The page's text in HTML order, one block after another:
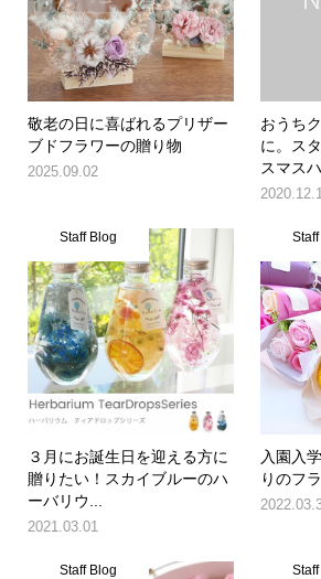
敬老の日に喜ばれるプリザー
ブドフラワーの贈り物
2025.09.02
おうち
に。ス
スマス
Staff Blog
３月にお誕生日を迎える方に
贈りたい！スカイブルーのハ
ーバリウ...
2021.03.01
入園入
りのフ
Staff Blog